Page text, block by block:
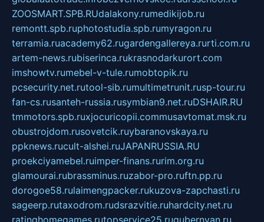
ZOOSMART.SPB.RUdalakony.rumedikijob.ru
remontt.spb.ruphotostudia.spb.rumyragon.ru
terramia.ruacademy62.rugardengallereya.rurti.com.ru
artem-news.rubiserinca.rukrasnodarkurort.com
imshowtv.rumebel-v-tule.rumobtopik.ru
pcsecurity.net.rutool-sib.rumultimetrunit.rusp-tour.ru
fan-cs.rusanteh-russia.rusymbian9.net.ruDSHAIR.RU
tmmotors.spb.ruxjocuricopii.commusavtomat.msk.ru
obustrojdom.rusovetcik.ruybaranovskaya.ru
ppknews.rucult-alshei.ruJAPANRUSSIA.RU
proekciyamebel.ruimper-finans.rurim.org.ru
glamourai.rubrassminus.ruzabor-pro.ruftn.pp.ru
dorogoe58.rulaimengpacker.rukuzova-zapchasti.ru
sageerp.rutaxodrom.rudsrazvitie.ruhardcity.net.ru
ratinghomegames.rutopservice25.rugubernyan.ru